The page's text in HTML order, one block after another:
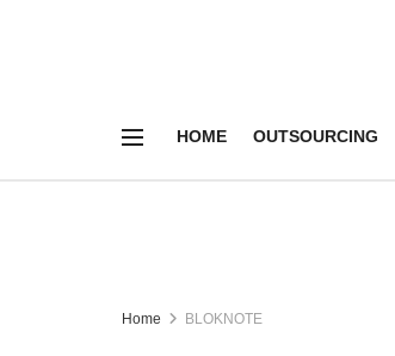
HOME OUTSOURCING
Home BLOKNOTE